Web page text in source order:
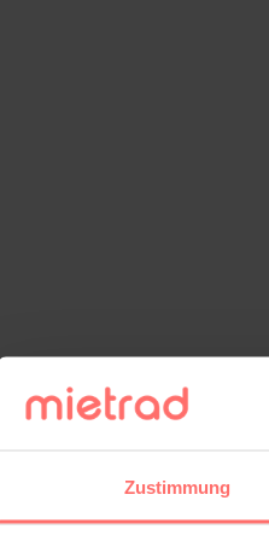
Zustimmung